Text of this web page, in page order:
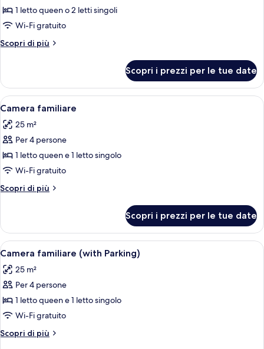
per
Camera
doppia
(with
1 letto queen o 2 letti singoli
Wi-Fi gratuito
Scopri di più
Altri
doppia
(with
Parking)
Scopri i prezzi per le tue date
Apri
tutte
le
foto
per
Camera
familiare
Una camera d'albergo con un letto
7
Camera familiare
25 m²
Per 4 persone
1 letto queen e 1 letto singolo
Wi-Fi gratuito
Scopri di più
Altri
familiare
Scopri i prezzi per le tue date
Apri
tutte
le
foto
per
Camera
familiare
(with
Camera d'albergo con un letto
8
Camera familiare (with Parking)
25 m²
Per 4 persone
1 letto queen e 1 letto singolo
Wi-Fi gratuito
Scopri di più
Altri